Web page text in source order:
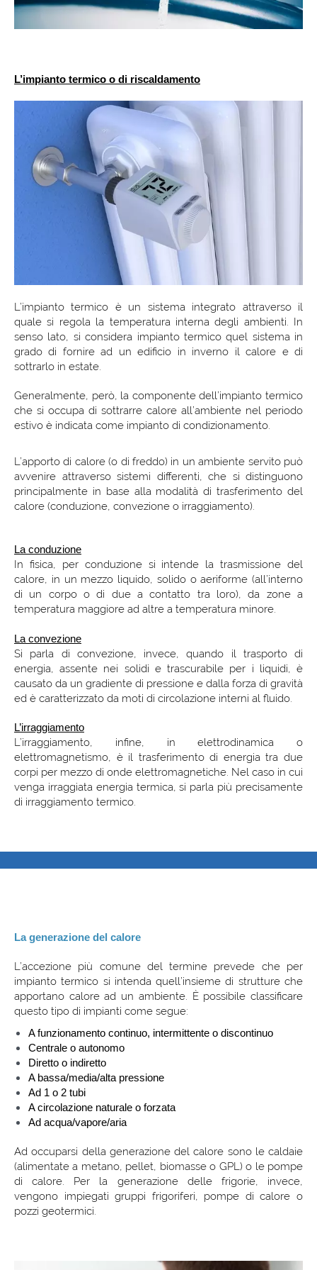
L’impianto termico o di riscaldamento
L’impianto termico è un sistema integrato attraverso il
quale si regola la temperatura interna degli ambienti. In
senso lato, si considera impianto termico quel sistema in
grado di fornire ad un edificio in inverno il calore e di
sottrarlo in estate.
Generalmente, però, la componente dell’impianto termico
che si occupa di sottrarre calore all’ambiente nel periodo
estivo è indicata come impianto di condizionamento.
L’apporto di calore (o di freddo) in un ambiente servito può
avvenire attraverso sistemi differenti, che si distinguono
principalmente in base alla modalità di trasferimento del
calore (conduzione, convezione o irraggiamento).
La conduzione
In fisica, per conduzione si intende la trasmissione del
calore, in un mezzo liquido, solido o aeriforme (all’interno
di un corpo o di due a contatto tra loro), da zone a
temperatura maggiore ad altre a temperatura minore.
La convezione
Si parla di convezione, invece, quando il trasporto di
energia, assente nei solidi e trascurabile per i liquidi, è
causato da un gradiente di pressione e dalla forza di gravità
ed è caratterizzato da moti di circolazione interni al fluido.
L’irraggiamento
L’irraggiamento, infine, in elettrodinamica o
elettromagnetismo, è il trasferimento di energia tra due
corpi per mezzo di onde elettromagnetiche. Nel caso in cui
venga irraggiata energia termica, si parla più precisamente
di irraggiamento termico.
La generazione del calore
L’accezione più comune del termine prevede che per
impianto termico si intenda quell’insieme di strutture che
apportano calore ad un ambiente. È possibile classificare
questo tipo di impianti come segue:
A funzionamento continuo, intermittente o discontinuo
Centrale o autonomo
Diretto o indiretto
A bassa/media/alta pressione
Ad 1 o 2 tubi
A circolazione naturale o forzata
Ad acqua/vapore/aria
Ad occuparsi della generazione del calore sono le caldaie
(alimentate a metano, pellet, biomasse o GPL) o le pompe
di calore. Per la generazione delle frigorie, invece,
vengono impiegati gruppi frigoriferi, pompe di calore o
pozzi geotermici.